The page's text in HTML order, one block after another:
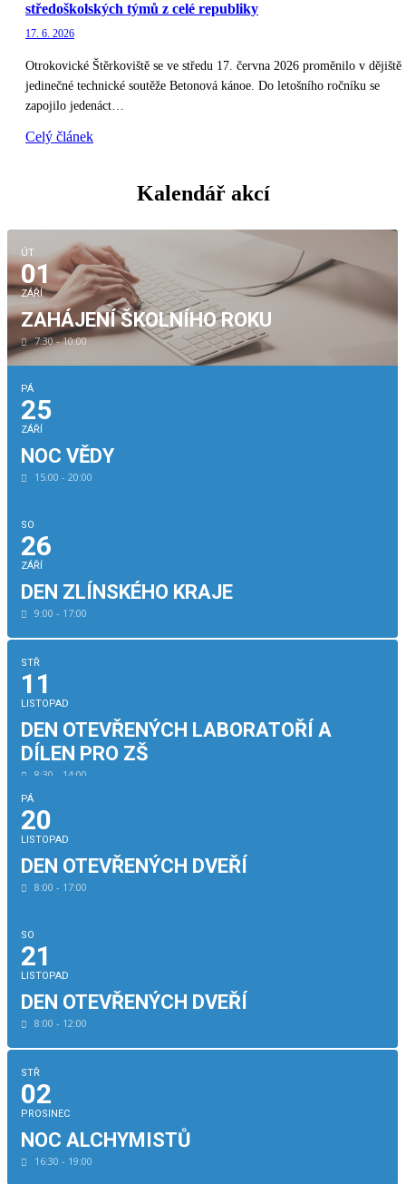
středoškolských týmů z celé republiky
17. 6. 2026
Otrokovické Štěrkoviště se ve středu 17. června 2026 proměnilo v dějiště
jedinečné technické soutěže Betonová kánoe. Do letošního ročníku se
zapojilo jedenáct…
Celý článek
Kalendář akcí
ÚT
01
ZÁŘÍ
ZAHÁJENÍ ŠKOLNÍHO ROKU
7:30 - 10:00
PÁ
25
ZÁŘÍ
NOC VĚDY
15:00 - 20:00
SO
26
ZÁŘÍ
DEN ZLÍNSKÉHO KRAJE
9:00 - 17:00
STŘ
11
LISTOPAD
DEN OTEVŘENÝCH LABORATOŘÍ A
DÍLEN PRO ZŠ
8:30 - 14:00
PÁ
20
LISTOPAD
DEN OTEVŘENÝCH DVEŘÍ
8:00 - 17:00
SO
21
LISTOPAD
DEN OTEVŘENÝCH DVEŘÍ
8:00 - 12:00
STŘ
02
PROSINEC
NOC ALCHYMISTŮ
16:30 - 19:00